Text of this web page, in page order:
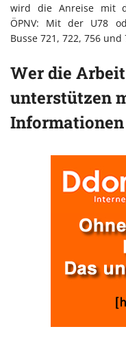
wird die Anreise mit
ÖPNV: Mit der U78
Busse 721, 722, 756
Wer die
unterstützen
Informationen